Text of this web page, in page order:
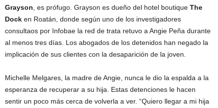
Grayson , es prófugo. Grayson es dueño del hotel boutique The
Dock en Roatán, donde según uno de los investigadores
consultaos por Infobae la red de trata retuvo a Angie Peña durante
al menos tres días. Los abogados de los detenidos han negado la
implicación de sus clientes con la desaparición de la joven.
Michelle Melgares, la madre de Angie, nunca le dio la espalda a la
esperanza de recuperar a su hija. Estas detenciones le hacen
sentir un poco más cerca de volverla a ver. “Quiero llegar a mi hija